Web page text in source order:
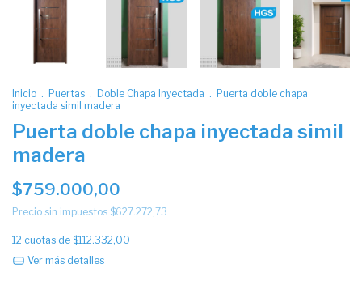
Inicio . Puertas . Doble Chapa Inyectada . Puerta doble chapa
inyectada simil madera
Puerta doble chapa inyectada simil
madera
$759.000,00
Precio sin impuestos $627.272,73
12 cuotas de $112.332,00
Ver más detalles